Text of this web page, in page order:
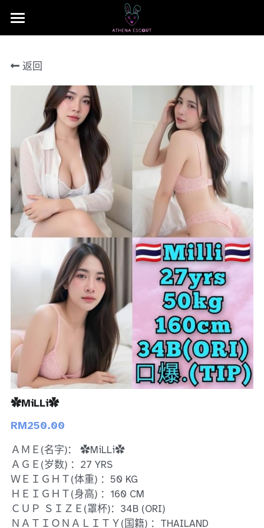
JB Area 全新山
所有商品分类
本地 台湾 中国 日本
Nusa Bestari 1
Nusa Bestari 2
Nusa Bestari 3
Nusa Bestari 4
Nusa Bestara 5
Bukit Indah 1
Bukit Indah 2
Bukit Indah 3
Skudai
Mount Austin 1
Mount Austin 2
Desa Tebrau 1
Desa Tebrau 2
小姐评价
联系我们 Contact US
搜索
提早预定包夜
返回
✿MiLLi✿
RM250.00
ＡＭＥ(名字)： ✿MiLLi✿
ＡＧＥ(岁数) ：27 YRS
ＷＥＩＧＨＴ(体重) ：50 KG
ＨＥＩＧＨＴ(身高) ：160 CM
ＣＵＰ ＳＩＺＥ(罩杯)：34B (ORI)
ＮＡＴＩＯＮＡＬＩＴＹ(国籍) ：THAILAND
商品分类
本地 台湾 中国 日本